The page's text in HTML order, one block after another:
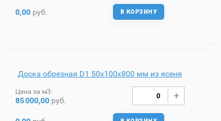
0,00 руб. В КОРЗИНУ
Доска обрезная D1 50х100х800 мм из ясеня
Цена за м3:
85000,00 руб.